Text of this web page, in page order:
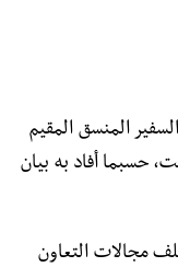
المنسق المقيم
حسبما أفاد به بيان
مجالات التعاون